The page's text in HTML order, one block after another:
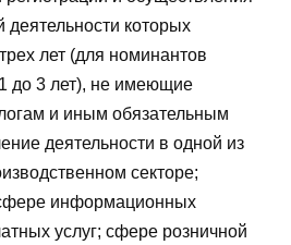
деятельности которых
лет (для номинантов
до 3 лет), не имеющие
и иным обязательным
деятельности в одной из
секторе;
информационных
услуг; сфере розничной